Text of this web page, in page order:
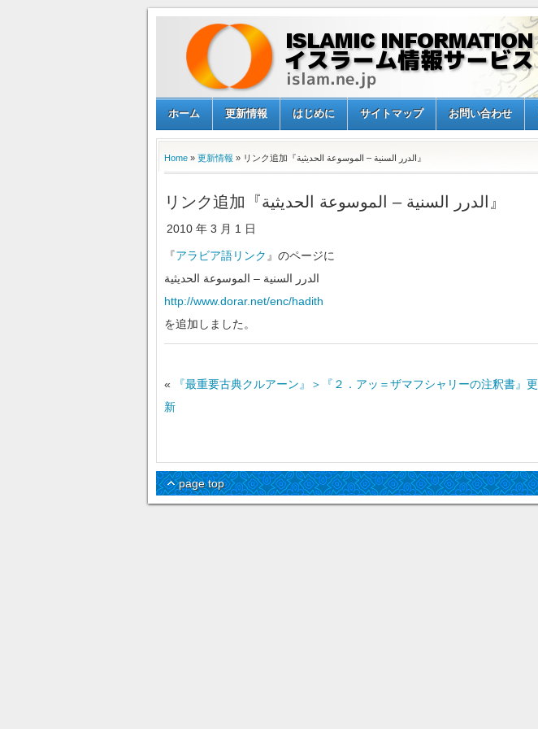
ホーム 更新情報 はじめに サイトマップ お問い合わせ
Home » 更新情報 » リンク追加『الدرر السنية – الموسوعة الحديثية』
リンク追加『الدرر السنية – الموسوعة الحديثية』
2010 年 3 月 1 日
『アラビア語リンク 』のページに
الدرر السنية – الموسوعة الحديثية
http://www.dorar.net/enc/hadith
を追加しました。
«
『最重要古典クルアーン』＞『２．アッ＝ザマフシャリーの注釈書』更
新
page top